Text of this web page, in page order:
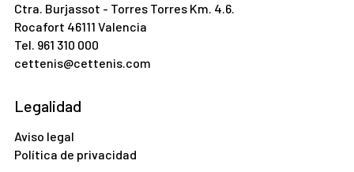
Ctra. Burjassot - Torres Torres Km. 4.6.
Rocafort 46111 Valencia
Tel. 961 310 000
cettenis@cettenis.com
Legalidad
Aviso legal
Política de privacidad